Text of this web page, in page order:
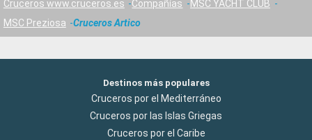
Cruceros www.cruceros.es Compañías
MSC YACHT CLUB
MSC Preziosa
Cruceros Artico
Destinos más populares
Cruceros por el Mediterráneo
Cruceros por las Islas Griegas
Cruceros por el Caribe